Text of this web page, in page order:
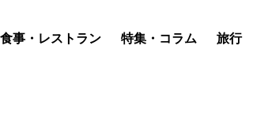
食事・レストラン 特集・コラム 旅行